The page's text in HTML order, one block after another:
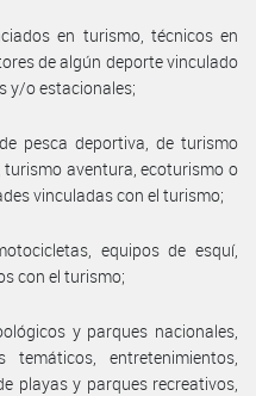
en turismo, técnicos en
de algún deporte vinculado
y/o estacionales;
pesca deportiva, de turismo
aventura, ecoturismo o
vinculadas con el turismo;
equipos de esquí,
con el turismo;
y parques nacionales,
entretenimientos,
playas y parques recreativos,